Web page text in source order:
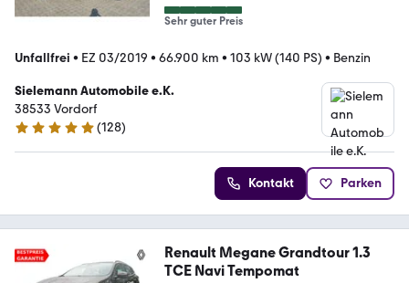
Sehr guter Preis
Unfallfrei • EZ 03/2019 • 66.900 km • 103 kW (140 PS) • Benzin
Sielemann Automobile e.K.
38533 Vordorf
4.8 Sterne
(128)
Kontakt Parken
Renault Megane Grandtour 1.3
TCE Navi Tempomat